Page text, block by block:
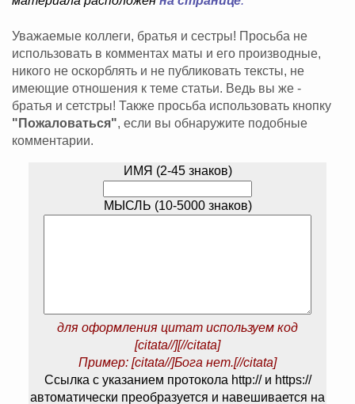
Уважаемые коллеги, братья и сестры! Просьба не
использовать в комментах маты и его производные,
никого не оскорблять и не публиковать тексты, не
имеющие отношения к теме статьи. Ведь вы же -
братья и сетстры! Также просьба использовать кнопку
"Пожаловаться", если вы обнаружите подобные
комментарии.
ИМЯ (2-45 знаков)
МЫСЛЬ (10-5000 знаков)
для оформления цитат используем код
[citata//][//citata]
Пример: [citata//]Бога нет.[//citata]
Ссылка с указанием протокола http:// и https://
автоматически преобразуется и навешивается на